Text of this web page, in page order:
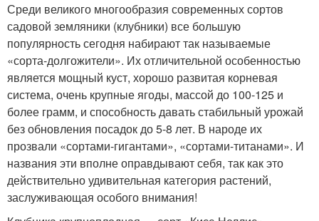
Среди великого многообразия современных сортов
садовой земляники (клубники) все большую
популярность сегодня набирают так называемые
«сорта-долгожители». Их отличительной особенностью
является мощный куст, хорошо развитая корневая
система, очень крупные ягоды, массой до 100-125 и
более грамм, и способность давать стабильный урожай
без обновления посадок до 5-8 лет. В народе их
прозвали «сортами-гигантами», «сортами-титанами». И
названия эти вполне оправдывают себя, так как это
действительно удивительная категория растений,
заслуживающая особого внимания!